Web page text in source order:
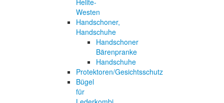
Westen
Handschoner,
Handschuhe
Handschoner
Bärenpranke
Handschuhe
Protektoren/Gesichtsschutz
Bügel
für